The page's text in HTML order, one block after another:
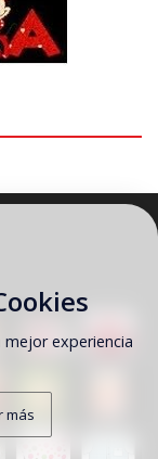
mejor experiencia
más